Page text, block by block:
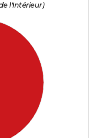
l'Intérieur)